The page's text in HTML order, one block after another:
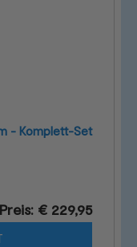
- Komplett-Set
Preis: € 229,95